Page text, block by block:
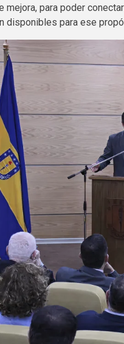
mejora, para poder
disponibles para ese